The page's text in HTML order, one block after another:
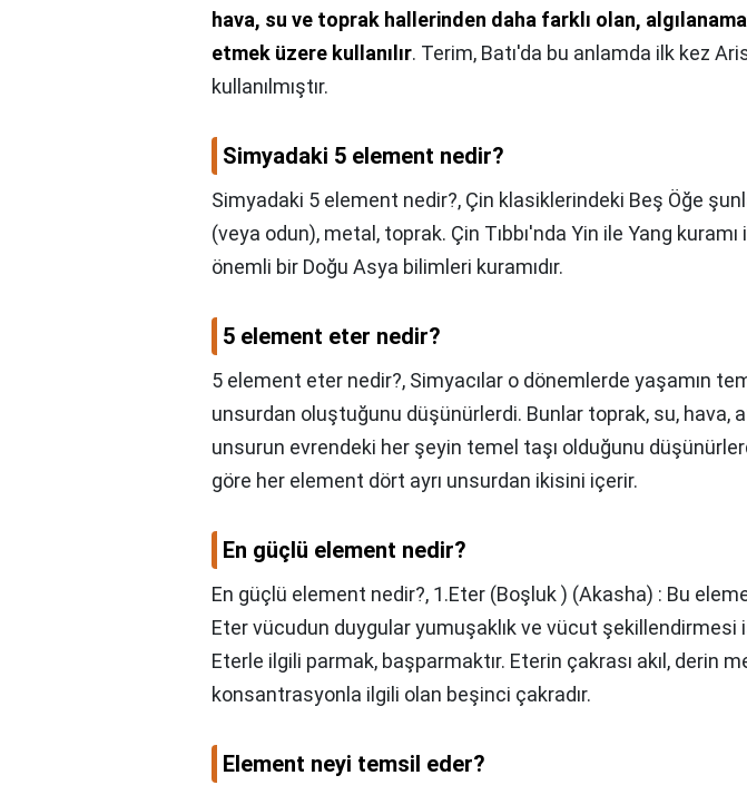
hava, su ve toprak hallerinden daha farklı olan,
etmek üzere kullanılır. Terim, Batı'da bu anlamda ilk kez
kullanılmıştır.
Simyadaki 5 element nedir?
Simyadaki 5 element nedir?, Çin klasiklerindeki Beş Öğe
(veya odun), metal, toprak. Çin Tıbbı'nda Yin ile Yang
önemli bir Doğu Asya bilimleri kuramıdır.
5 element eter nedir?
5 element eter nedir?, Simyacılar o dönemlerde yaşamın
unsurdan oluştuğunu düşünürlerdi. Bunlar toprak, su, hava,
unsurun evrendeki her şeyin temel taşı olduğunu
göre her element dört ayrı unsurdan ikisini içerir.
En güçlü element nedir?
En güçlü element nedir?, 1.Eter (Boşluk ) (Akasha) : Bu
Eter vücudun duygular yumuşaklık ve vücut şekillendirmesi
Eterle ilgili parmak, başparmaktır. Eterin çakrası akıl, derin
konsantrasyonla ilgili olan beşinci çakradır.
Element neyi temsil eder?